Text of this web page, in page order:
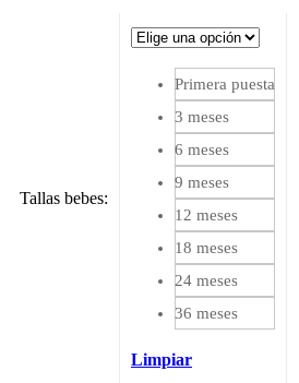
Tallas bebes:
Primera puesta
3 meses
6 meses
9 meses
12 meses
18 meses
24 meses
36 meses
Limpiar